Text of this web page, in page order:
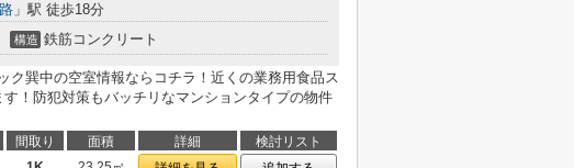
」駅 徒歩18分
構造 鉄筋コンクリート
ク巽中の空室情報ならコチラ！近くの業務用食品ス
！防犯対策もバッチリなマンションタイプの物件
間取り 面積 詳細
検討リスト